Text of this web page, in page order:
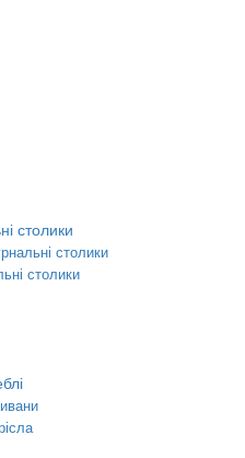
столики
столики
столики